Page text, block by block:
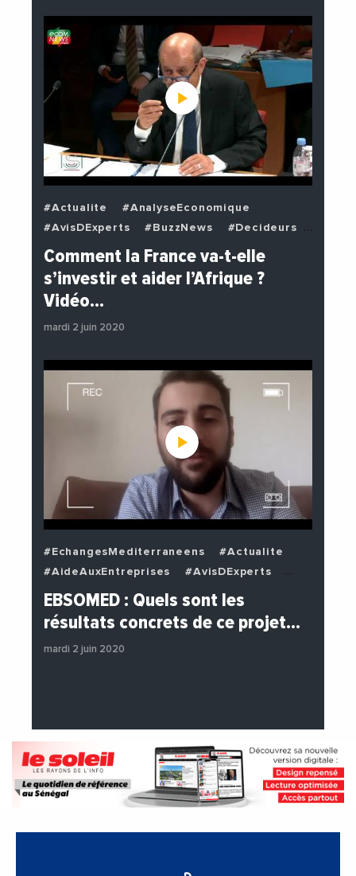
#Actualite
#AnalyseEconomique
#AvisDExperts
#BuzzNews
#Decideurs
#EchangesMediterraneens
#Economie
#PhotosEtVideos
#Politique
Comment la France va-t-elle
s’investir et aider l’Afrique ?
Vidéo…
mardi 2 juin 2020
#EchangesMediterraneens
#Actualite
#AideAuxEntreprises
#AvisDExperts
#BuzzNews
#Decideurs
#EchangesMediterraneens
#Entreprises
#Institutions
#PhotosEtVideos
EBSOMED : Quels sont les
résultats concrets de ce projet…
mardi 2 juin 2020